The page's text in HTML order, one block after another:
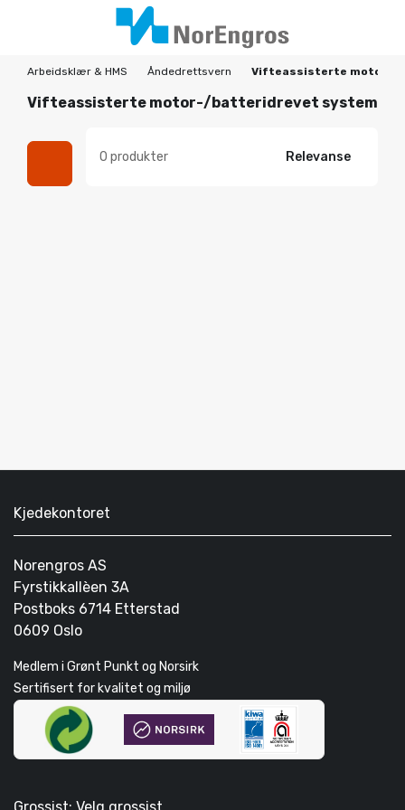
Arbeidsklær & HMS Åndedrettsvern Vifteassisterte motor-/
Vifteassisterte motor-/batteridrevet system
0 produkter Relevanse
Kjedekontoret
Norengros AS
Fyrstikkallèen 3A
Postboks 6714 Etterstad
0609 Oslo
Medlem i Grønt Punkt og Norsirk
Sertifisert for kvalitet og miljø